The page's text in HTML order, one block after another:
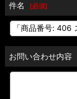
件名 [必須]
お問い合わせ内容